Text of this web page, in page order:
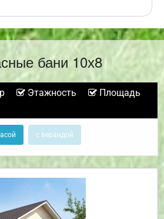
бани 10х8
Этажность
Площадь
с верандой